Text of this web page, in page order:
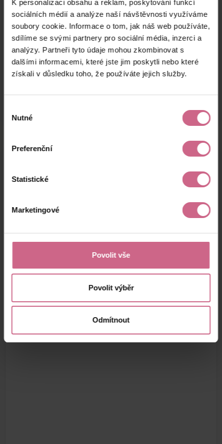
K personalizaci obsahu a reklam, poskytování funkcí
sociálních médií a analýze naší návštěvnosti využíváme
soubory cookie. Informace o tom, jak náš web používáte,
sdílíme se svými partnery pro sociální média, inzerci a
analýzy. Partneři tyto údaje mohou zkombinovat s
dalšími informacemi, které jste jim poskytli nebo které
získali v důsledku toho, že používáte jejich služby.
souhlasu
Nutné
Preferenční
Statistické
Marketingové
Povolit vše
Povolit výběr
Odmítnout
J****
Š****
28. 7. 2024
20:19:22
M****
4 000 Kč
28. 7. 2024
20:18:10
10 280 Kč
P****
O****
500 Kč
28. 7. 2024
20:18:00
1 285 Kč
keyboard_arrow_left keyboard_arrow_right